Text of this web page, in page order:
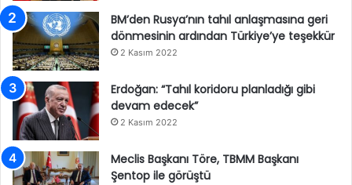
BM’den Rusya’nın tahıl anlaşmasına geri
dönmesinin ardından Türkiye’ye teşekkür
2 Kasım 2022
Erdoğan: “Tahıl koridoru planladığı gibi
devam edecek”
2 Kasım 2022
Meclis Başkanı Töre, TBMM Başkanı
Şentop ile görüştü